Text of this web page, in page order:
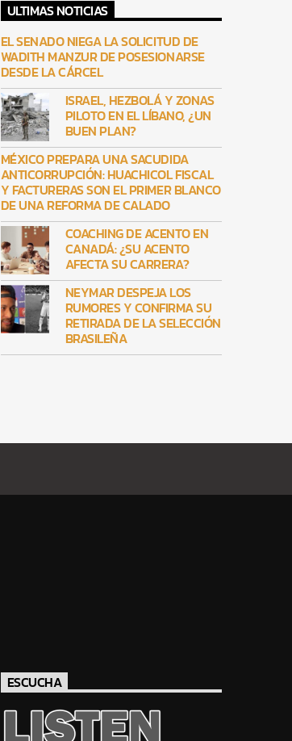
ULTIMAS NOTICIAS
EL SENADO NIEGA LA SOLICITUD DE
WADITH MANZUR DE POSESIONARSE
DESDE LA CÁRCEL
ISRAEL, HEZBOLÁ Y ZONAS
PILOTO EN EL LÍBANO, ¿UN
BUEN PLAN?
MÉXICO PREPARA UNA SACUDIDA
ANTICORRUPCIÓN: HUACHICOL FISCAL
Y FACTURERAS SON EL PRIMER BLANCO
DE UNA REFORMA DE CALADO
COACHING DE ACENTO EN
CANADÁ: ¿SU ACENTO
AFECTA SU CARRERA?
NEYMAR DESPEJA LOS
RUMORES Y CONFIRMA SU
RETIRADA DE LA SELECCIÓN
BRASILEÑA
ESCUCHA